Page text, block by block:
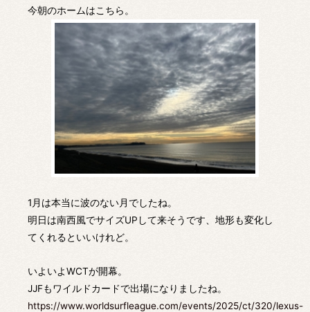
今朝のホームはこちら。
1月は本当に波のない月でしたね。
明日は南西風でサイズUPして来そうです、地形も変化し
てくれるといいけれど。
いよいよWCTが開幕。
JJFもワイルドカードで出場になりましたね。
https://www.worldsurfleague.com/events/2025/ct/320/lexus-